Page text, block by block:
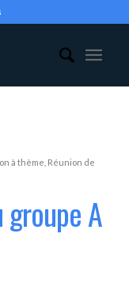
à thème Réunion de
A